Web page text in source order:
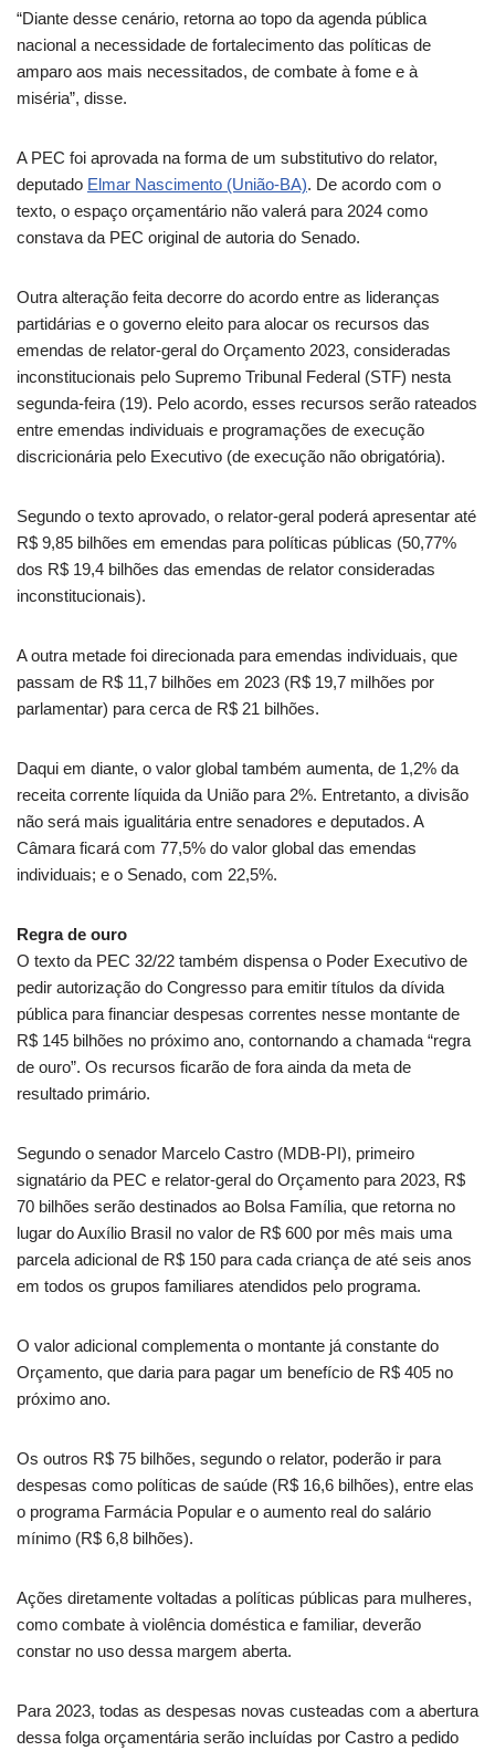
“Diante desse cenário, retorna ao topo da agenda pública
nacional a necessidade de fortalecimento das políticas de
amparo aos mais necessitados, de combate à fome e à
miséria”, disse.
A PEC foi aprovada na forma de um substitutivo do relator,
deputado Elmar Nascimento (União-BA). De acordo com o
texto, o espaço orçamentário não valerá para 2024 como
constava da PEC original de autoria do Senado.
Outra alteração feita decorre do acordo entre as lideranças
partidárias e o governo eleito para alocar os recursos das
emendas de relator-geral do Orçamento 2023, consideradas
inconstitucionais pelo Supremo Tribunal Federal (STF) nesta
segunda-feira (19). Pelo acordo, esses recursos serão rateados
entre emendas individuais e programações de execução
discricionária pelo Executivo (de execução não obrigatória).
Segundo o texto aprovado, o relator-geral poderá apresentar até
R$ 9,85 bilhões em emendas para políticas públicas (50,77%
dos R$ 19,4 bilhões das emendas de relator consideradas
inconstitucionais).
A outra metade foi direcionada para emendas individuais, que
passam de R$ 11,7 bilhões em 2023 (R$ 19,7 milhões por
parlamentar) para cerca de R$ 21 bilhões.
Daqui em diante, o valor global também aumenta, de 1,2% da
receita corrente líquida da União para 2%. Entretanto, a divisão
não será mais igualitária entre senadores e deputados. A
Câmara ficará com 77,5% do valor global das emendas
individuais; e o Senado, com 22,5%.
Regra de ouro
O texto da PEC 32/22 também dispensa o Poder Executivo de
pedir autorização do Congresso para emitir títulos da dívida
pública para financiar despesas correntes nesse montante de
R$ 145 bilhões no próximo ano, contornando a chamada “regra
de ouro”. Os recursos ficarão de fora ainda da meta de
resultado primário.
Segundo o senador Marcelo Castro (MDB-PI), primeiro
signatário da PEC e relator-geral do Orçamento para 2023, R$
70 bilhões serão destinados ao Bolsa Família, que retorna no
lugar do Auxílio Brasil no valor de R$ 600 por mês mais uma
parcela adicional de R$ 150 para cada criança de até seis anos
em todos os grupos familiares atendidos pelo programa.
O valor adicional complementa o montante já constante do
Orçamento, que daria para pagar um benefício de R$ 405 no
próximo ano.
Os outros R$ 75 bilhões, segundo o relator, poderão ir para
despesas como políticas de saúde (R$ 16,6 bilhões), entre elas
o programa Farmácia Popular e o aumento real do salário
mínimo (R$ 6,8 bilhões).
Ações diretamente voltadas a políticas públicas para mulheres,
como combate à violência doméstica e familiar, deverão
constar no uso dessa margem aberta.
Para 2023, todas as despesas novas custeadas com a abertura
dessa folga orçamentária serão incluídas por Castro a pedido